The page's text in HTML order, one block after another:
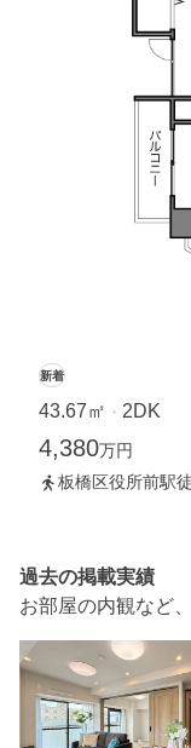
新着
43.67㎡ ・ 2DK
4,380万円
板橋区役所前駅
過去の掲載実績
お部屋の内観など